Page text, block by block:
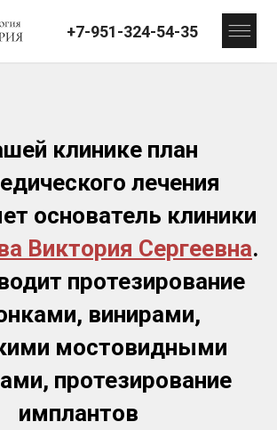
+7-951-324-54-35
клинике план
лечения
основатель клиники
Виктория Сергеевна.
протезирование
винирами,
мостовидными
протезирование
имплантов